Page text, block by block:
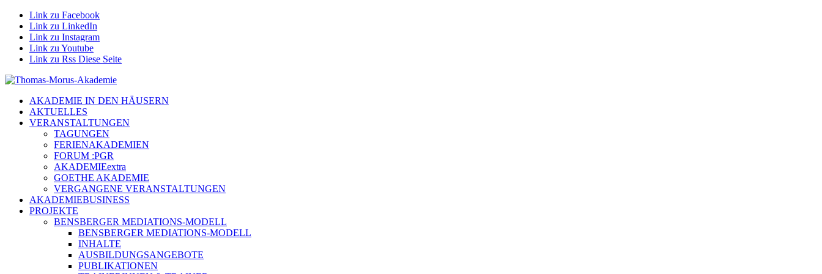
Link zu Facebook
Link zu LinkedIn
Link zu Instagram
Link zu Youtube
Link zu Rss Diese Seite
AKADEMIE IN DEN HÄUSERN
AKTUELLES
VERANSTALTUNGEN
TAGUNGEN
FERIENAKADEMIEN
FORUM :PGR
AKADEMIEextra
GOETHE AKADEMIE
VERGANGENE VERANSTALTUNGEN
AKADEMIEBUSINESS
PROJEKTE
BENSBERGER MEDIATIONS-MODELL
BENSBERGER MEDIATIONS-MODELL
INHALTE
AUSBILDUNGSANGEBOTE
PUBLIKATIONEN